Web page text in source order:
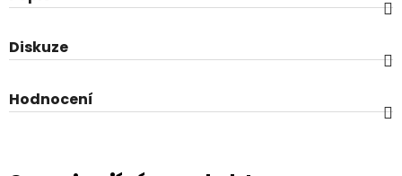
Diskuze
Hodnocení